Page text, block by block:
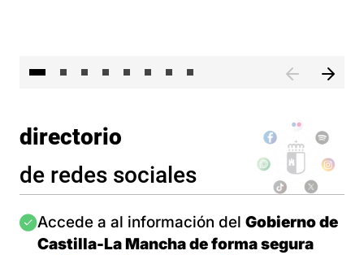
directorio
de redes sociales
Imagen
Accede a al información del Gobierno de
Castilla-La Mancha de forma segura